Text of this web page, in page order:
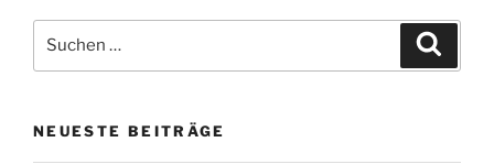
nach:
NEUESTE BEITRÄGE